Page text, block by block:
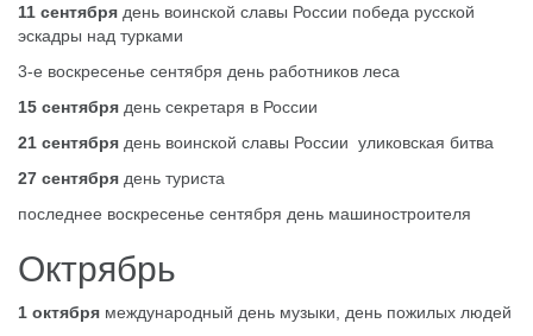
11 сентября день воинской славы России победа русской
эскадры над турками
3-е воскресенье сентября день работников леса
15 сентября день секретаря в России
21 сентября день воинской славы России уликовская битва
27 сентября день туриста
последнее воскресенье сентября день машиностроителя
Октрябрь
1 октября международный день музыки, день пожилых людей